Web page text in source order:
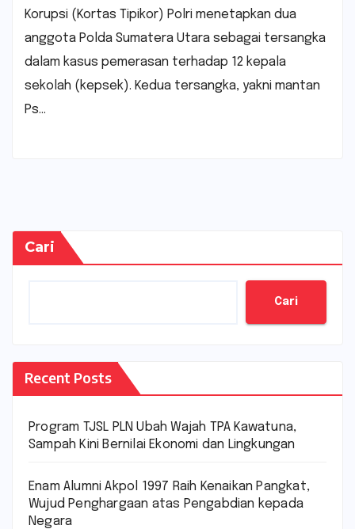
Korupsi (Kortas Tipikor) Polri menetapkan dua
anggota Polda Sumatera Utara sebagai tersangka
dalam kasus pemerasan terhadap 12 kepala
sekolah (kepsek). Kedua tersangka, yakni mantan
Ps…
Cari
Cari
Recent Posts
Program TJSL PLN Ubah Wajah TPA Kawatuna,
Sampah Kini Bernilai Ekonomi dan Lingkungan
Enam Alumni Akpol 1997 Raih Kenaikan Pangkat,
Wujud Penghargaan atas Pengabdian kepada
Negara